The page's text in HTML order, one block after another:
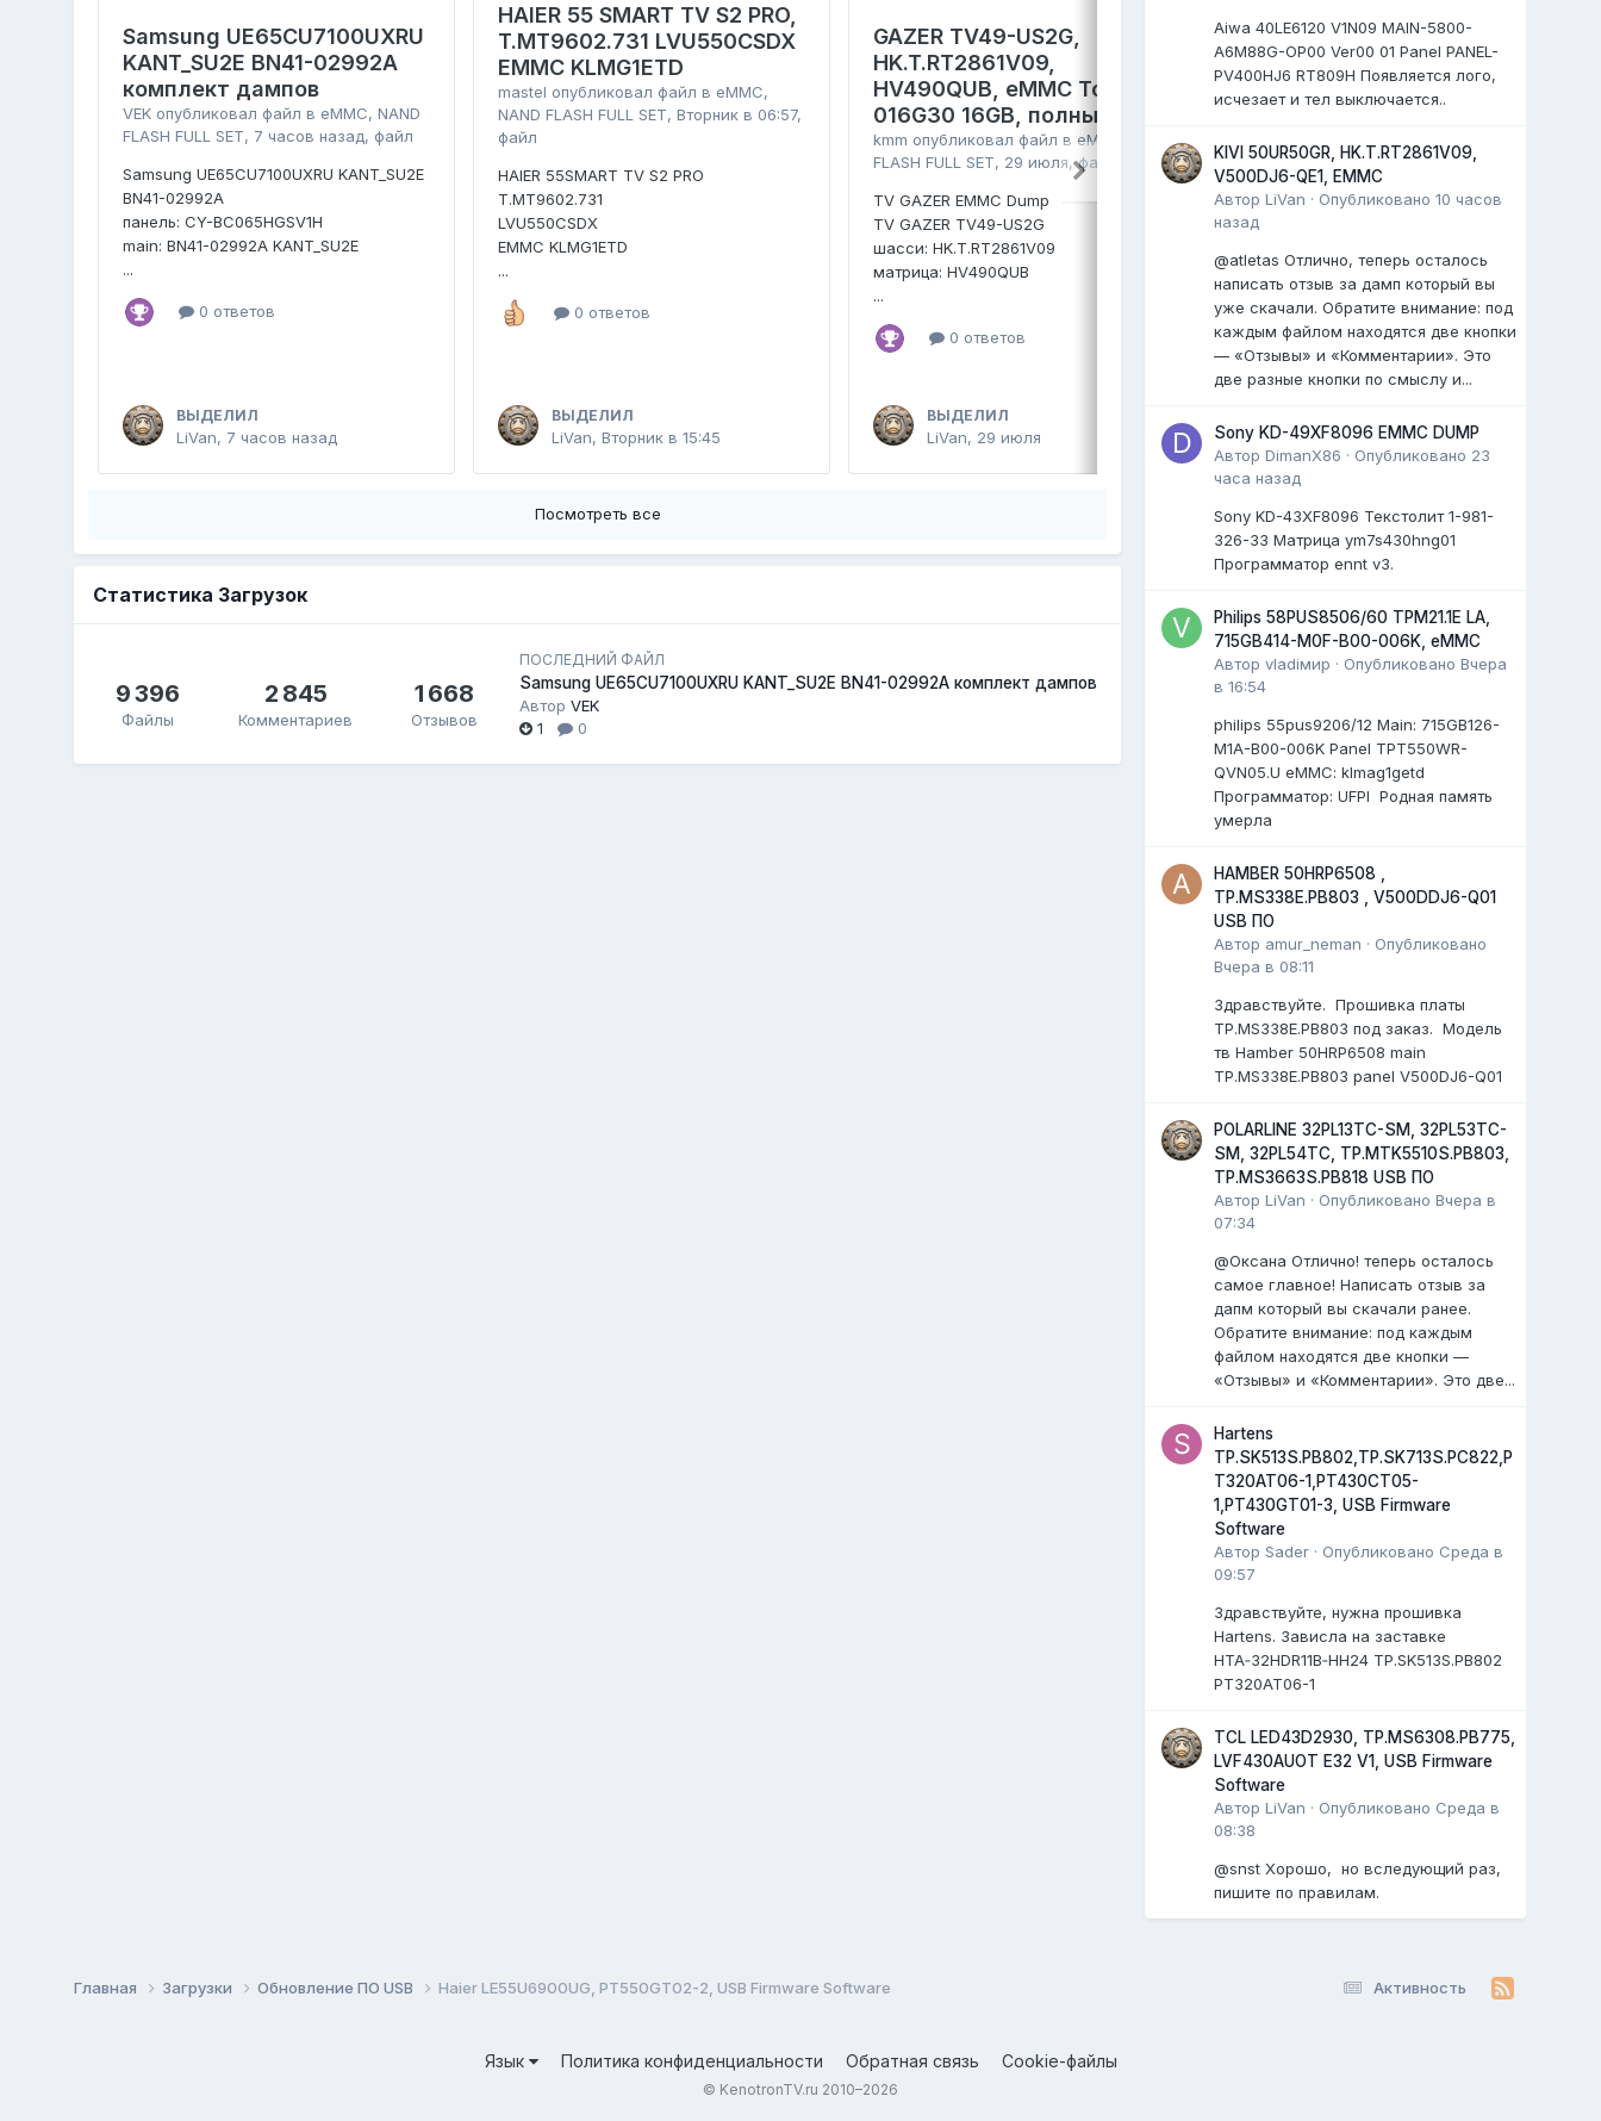
Samsung UE65CU7100UXRU
KANT_SU2E BN41-02992A
комплект дампов
VEK опубликовал файл в eMMC, NAND
FLASH FULL SET, 7 часов назад, файл
Samsung UE65CU7100UXRU KANT_SU2E
BN41-02992A
панель: CY-BC065HGSV1H
main: BN41-02992A KANT_SU2E
...
0 ответов
ВЫДЕЛИЛ
LiVan, 7 часов назад
HAIER 55 SMART TV S2 PRO,
T.MT9602.731 LVU550CSDX
EMMC KLMG1ETD
mastel опубликовал файл в eMMC,
NAND FLASH FULL SET,Вторник в 06:57,
файл
HAIER 55SMART TV S2 PRO
T.MT9602.731
LVU550CSDX
EMMC KLMG1ETD
...
0 ответов
ВЫДЕЛИЛ
LiVan,Вторник в 15:45
GAZER TV49-US2G,
HK.T.RT2861V09,
HV490QUB, eMMC Toshiba
016G30 16GB, полный дамп
kmm опубликовал файл в eMMC, NAND
FLASH FULL SET, 29 июля, файл
TV GAZER EMMC Dump
TV GAZER TV49-US2G
шасси: HK.T.RT2861V09
матрица: HV490QUB
...
0 ответов
ВЫДЕЛИЛ
LiVan, 29 июля
Samsung TV Plus S-4300,
TPD.SK332.PB801(T),
HV430FHB-F94, NT72690,
полный дамп
VEKопубликовал файл в
eMMC, NAND
FLASH FULL SET,29 июля
Samsung TV Plus S-4300
main: TPD.SK332.PB801(T)
T-con: TF511F7-A V1.0
0 ответов
LiVan,29 июля
Посмотреть все
Статистика Загрузок
9 396
Файлы
2 845
Комментариев
1 668
Отзывов
ПОСЛЕДНИЙ ФАЙЛ
Samsung UE65CU7100UXRU KANT_SU2E BN41-02992A комплект дампов
АвторVEK
1
0
Aiwa 40LE6120 V1N09 MAIN-5800-
A6M88G-OP00 Ver00 01 Panel PANEL-
PV400HJ6 RT809H Появляется лого,
исчезает и тел выключается..
KIVI 50UR50GR, HK.T.RT2861V09,
V500DJ6-QE1, EMMC
АвторLiVan · Опубликовано10 часов
назад
@atletas Отлично, теперь осталось
написать отзыв за дамп который вы
уже скачали. Обратите внимание: под
каждым файлом находятся две кнопки
— «Отзывы» и «Комментарии». Это
две разные кнопки по смыслу и...
Sony KD-49XF8096 EMMC DUMP
АвторDimanX86 · Опубликовано 23
часа назад
Sony KD-43XF8096 Текстолит 1-981-
326-33 Матрица ym7s430hng01
Программатор ennt v3.
Philips 58PUS8506/60 TPM21.1E LA,
715GB414-M0F-B00-006K, eMMC
Авторvladiмир · ОпубликованоВчера
в 16:54
philips 55pus9206/12 Мain: 715GB126-
M1A-B00-006K Panel TPT550WR-
QVN05.U eMMC: klmag1getd
Программатор: UFPI Родная память
умерла
HAMBER 50HRP6508 ,
TP.MS338E.PB803 , V500DDJ6-Q01
USB ПО
Автор amur_neman · Опубликовано
Вчера в 08:11
Здравствуйте. Прошивка платы
TP.MS338E.PB803 под заказ. Модель
тв Hamber 50HRP6508 main
TP.MS338E.PB803 panel V500DJ6-Q01
POLARLINE 32PL13TC-SM, 32PL53TC-
SM, 32PL54TC, TP.MTK5510S.PB803,
TP.MS3663S.PB818 USB ПО
АвторLiVan · ОпубликованоВчера в
07:34
@Оксана Отлично! теперь осталось
самое главное! Написать отзыв за
дапм который вы скачали ранее.
Обратите внимание: под каждым
файлом находятся две кнопки —
«Отзывы» и «Комментарии». Это две...
Hartens
TP.SK513S.PB802,TP.SK713S.PC822,P
T320AT06-1,PT430CT05-
1,PT430GT01-3, USB Firmware
Software
АвторSader · Опубликовано Среда в
09:57
Здравствуйте, нужна прошивка
Hartens. Зависла на заставке
HTA‑32HDR11B‑HH24 TP.SK513S.PB802
PT320AT06-1
TCL LED43D2930, TP.MS6308.PB775,
LVF430AUOT E32 V1, USB Firmware
Software
АвторLiVan · Опубликовано Среда в
08:38
@snst Хорошо, но вследующий раз,
пишите по правилам.
Активность
Главная Загрузки Обновление ПО USB Haier LE55U6900UG, PT550GT02-2, USB Firmware Software
Язык Политика конфиденциальности Обратная связь Cookie-файлы
© KenotronTV.ru 2010–2026